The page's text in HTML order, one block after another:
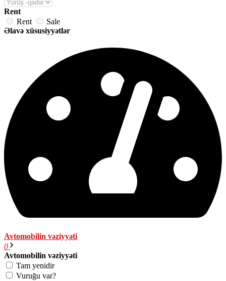
Rent
Rent
Sale
Əlavə xüsusiyyətlər
Avtomobilin vəziyyəti
0
Avtomobilin vəziyyəti
Tam yenidir
Vuruğu var?